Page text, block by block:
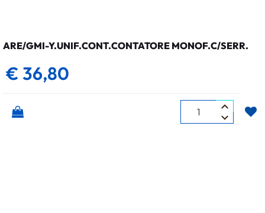
ARE/GMI-Y.UNIF.CONT.CONTATORE MONOF.C/SERR.
€ 36,80
Quantità